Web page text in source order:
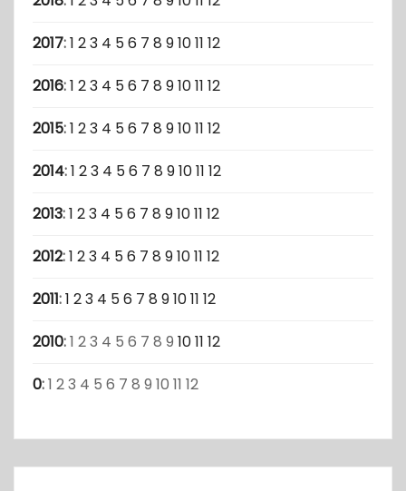
2017:1 23 4 56 7 8 91011 12
2016:1 23 4 56 7 8 91011 12
2015:1 23 4 56 7 8 91011 12
2014:1 23 4 56 7 8 91011 12
2013:1 23 4 56 7 8 91011 12
2012:1 23 4 56 7 8 91011 12
2011:1 23 4 56 7 8 91011 12
2010:1 23 4 5 6 7 8 9 1011 12
0:1 23 4 5 6 7 8 9 10 11 12